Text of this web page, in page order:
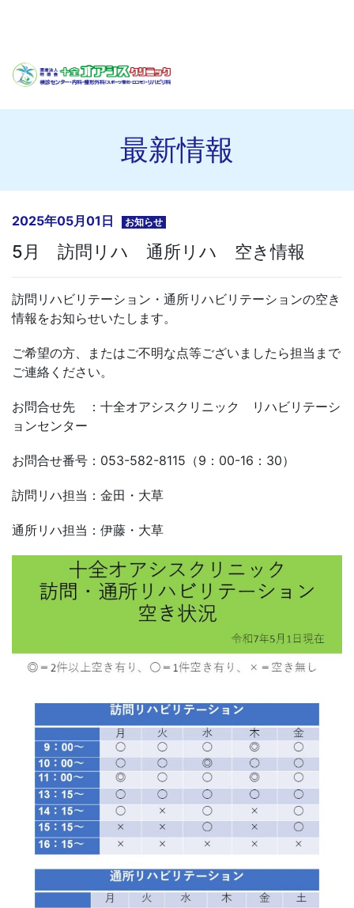
最新情報
2025年05月01日 お知らせ
5月 訪問リハ 通所リハ 空き情報
訪問リハビリテーション・通所リハビリテーションの空き
情報をお知らせいたします。
ご希望の方、またはご不明な点等ございましたら担当まで
ご連絡ください。
お問合せ先 ：十全オアシスクリニック リハビリテーシ
ョンセンター
お問合せ番号：053-582-8115（9：00-16：30）
訪問リハ担当：金田・大草
通所リハ担当：伊藤・大草